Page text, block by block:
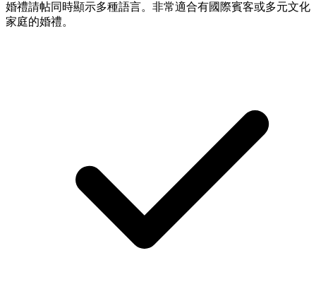
婚禮請帖同時顯示多種語言。非常適合有國際賓客或多元文化
家庭的婚禮。